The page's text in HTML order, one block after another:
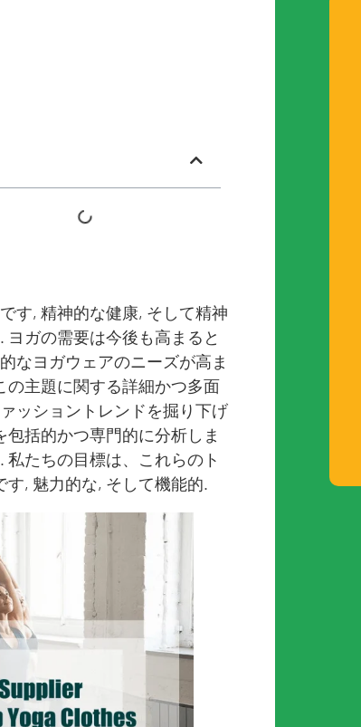
す, 精神的な健康, そして精神
ガの需要は今後も高まると
なヨガウェアのニーズが高ま
の主題に関する詳細かつ多面
ッショントレンドを掘り下げ
括的かつ専門的に分析しま
たちの目標は、これらのト
, 魅力的な, そして機能的.